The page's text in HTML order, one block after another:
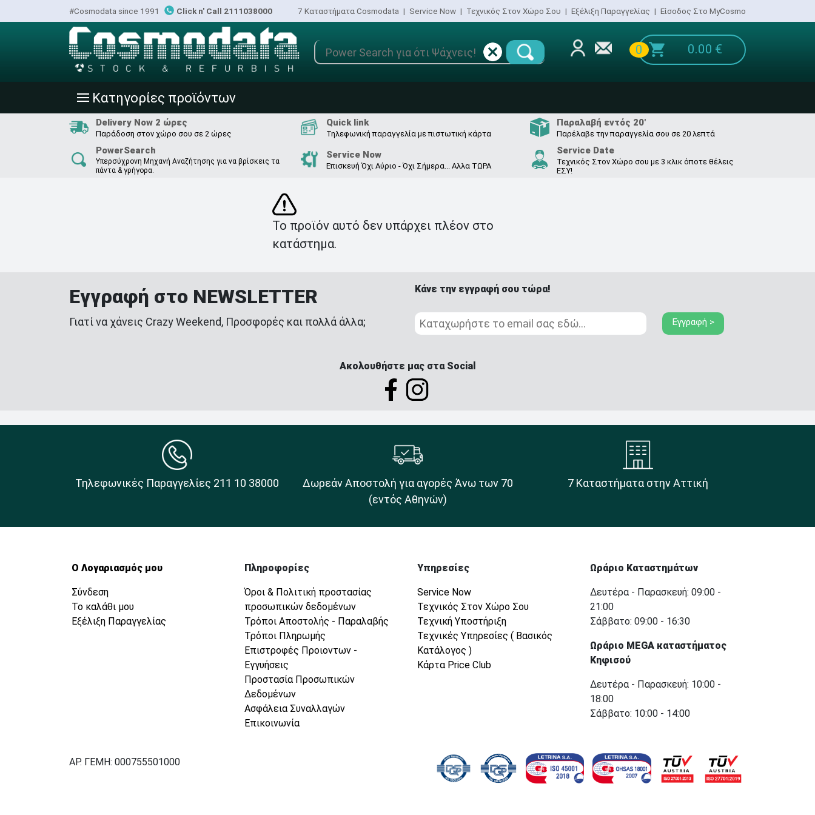
#Cosmodata since 1991 Click n' Call 2111038000 7 Καταστήματα Cosmodata | Service Now | Τεχνικός Στον Χώρο Σου | Εξέλιξη Παραγγελίας | Είσοδος Στο MyCosmo
0 0.00 €
||| Κατηγορίες προϊόντων
Delivery Now 2 ώρες
Παράδοση στον χώρο σου σε 2 ώρες
Quick link
Τηλεφωνική παραγγελία με πιστωτική κάρτα
Παραλαβή εντός 20'
Παρέλαβε την παραγγελία σου σε 20 λεπτά
PowerSearch
Υπερσύχρονη Μηχανή Αναζήτησης για να βρίσκεις τα
πάντα & γρήγορα.
Service Now
Επισκευή Όχι Αύριο - Όχι Σήμερα... Αλλα ΤΩΡΑ
Service Date
Τεχνικός Στον Χώρο σου με 3 κλικ όποτε θέλεις
ΕΣΥ!
Το προϊόν αυτό δεν υπάρχει πλέον στο
κατάστημα.
Εγγραφή στο NEWSLETTER
Γιατί να χάνεις Crazy Weekend, Προσφορές και πολλά άλλα;
Κάνε την εγγραφή σου τώρα!
Εγγραφή >
Ακολουθήστε μας στα Social
Τηλεφωνικές Παραγγελίες 211 10 38000
Δωρεάν Αποστολή για αγορές Άνω των 70
(εντός Αθηνών)
7 Καταστήματα στην Αττική
Ο Λογαριασμός μου
Σύνδεση
Το καλάθι μου
Εξέλιξη Παραγγελίας
Πληροφορίες
Όροι & Πολιτική προστασίας
προσωπικών δεδομένων
Τρόποι Αποστολής - Παραλαβής
Τρόποι Πληρωμής
Επιστροφές Προιοντων -
Εγγυήσεις
Προστασία Προσωπικών
Δεδομένων
Ασφάλεια Συναλλαγών
Επικοινωνία
Υπηρεσίες
Service Now
Τεχνικός Στον Χώρο Σου
Τεχνική Υποστήριξη
Τεχνικές Υπηρεσίες ( Βασικός
Κατάλογος )
Κάρτα Price Club
Ωράριο Καταστημάτων
Δευτέρα - Παρασκευή: 09:00 -
21:00
Σάββατο: 09:00 - 16:30
Ωράριο MEGA καταστήματος
Κηφισού
Δευτέρα - Παρασκευή: 10:00 -
18:00
Σάββατο: 10:00 - 14:00
ΑΡ. ΓΕΜΗ: 000755501000